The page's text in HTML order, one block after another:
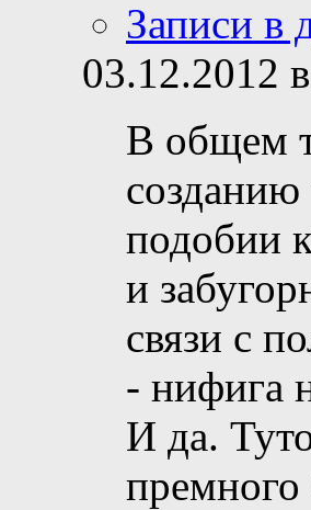
Записи в
03.12.2012
В общем
созданию
подобии
и
связи с
- нифига
И да.
премного